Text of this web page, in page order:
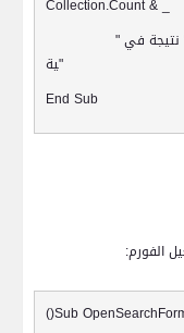
Collection.Count & _
"نتيجة في
ية"
End Sub
الفورم:
()Sub